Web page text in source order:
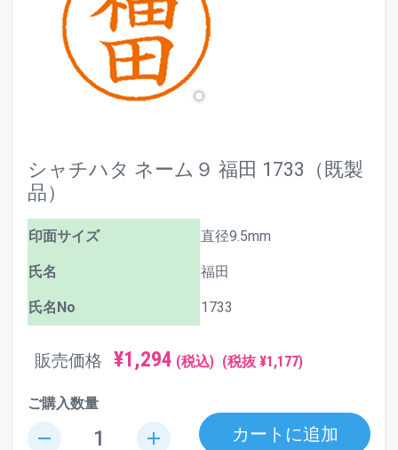
シャチハタ ネーム９ 福田 1733（既製
品）
印面サイズ 直径9.5mm
氏名 福田
氏名No 1733
販売価格 ¥1,294 (税込) (税抜 ¥1,177)
ご購入数量
remove add カートに追加